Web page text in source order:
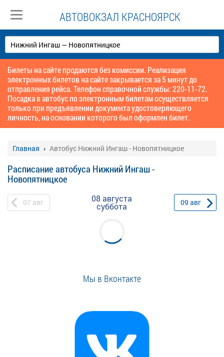
АВТОВОКЗАЛ КРАСНОЯРСК
Билеты на сайте продаются без комиссии. Реализация
электронных билетов на сайте закрывается за 5 минут до
отправления рейса. Телефон справочной службы: 220-11-72.
Посадка в автобус по электронным билетам осуществляется
только при предъявлении документа удостоверяющего
личность, на основании которого был оформлен билет.
Главная Автобус Нижний Ингаш - Новопятницкое
Расписание автобуса Нижний Ингаш -
Новопятницкое
07 авг 08 августа
суббота 09 авг
Мы в Вконтакте